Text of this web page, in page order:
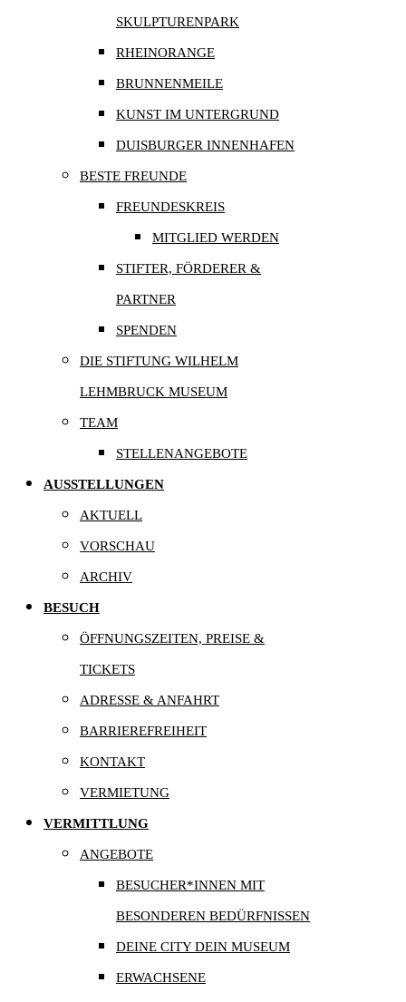
SKULPTURENPARK
RHEINORANGE
BRUNNENMEILE
KUNST IM UNTERGRUND
DUISBURGER INNENHAFEN
BESTE FREUNDE
FREUNDESKREIS
MITGLIED WERDEN
STIFTER, FÖRDERER &
PARTNER
SPENDEN
DIE STIFTUNG WILHELM
LEHMBRUCK MUSEUM
TEAM
STELLENANGEBOTE
AUSSTELLUNGEN
AKTUELL
VORSCHAU
ARCHIV
BESUCH
ÖFFNUNGSZEITEN, PREISE &
TICKETS
ADRESSE & ANFAHRT
BARRIEREFREIHEIT
KONTAKT
VERMIETUNG
VERMITTLUNG
ANGEBOTE
BESUCHER*INNEN MIT
BESONDEREN BEDÜRFNISSEN
DEINE CITY DEIN MUSEUM
ERWACHSENE